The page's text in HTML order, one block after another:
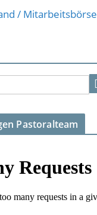
/ Mitarbeitsbörse
Pastoralteam